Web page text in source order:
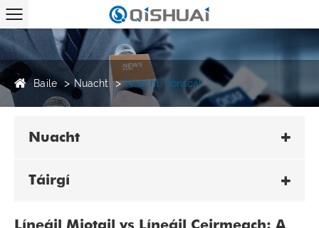
Baile Nuacht Nuacht Tionscal
Nuacht
Táirgí
Líneáil Miotail vs Líneáil Ceirmeach: A